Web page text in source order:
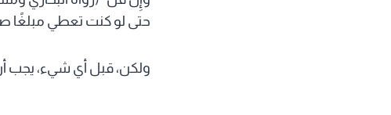
حتى لو كنت تعطي مبلغًا
ولكن، قبل أي شيء، يجب